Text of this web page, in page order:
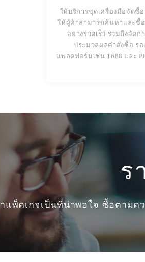
ให้บริการชุดเครื่องมือจัดซื้
ให้ผู้ค้าสามารถค้นหาและซื้
อย่างรวดเร็ว รวมถึงจัดก
ประมวลผลคำสั่งซื้อ รอ
แพลตฟอร์มเช่น 1688 และ
ร
แพ็คเกจเป็นที่น่าพอใจ ซื้อตาม